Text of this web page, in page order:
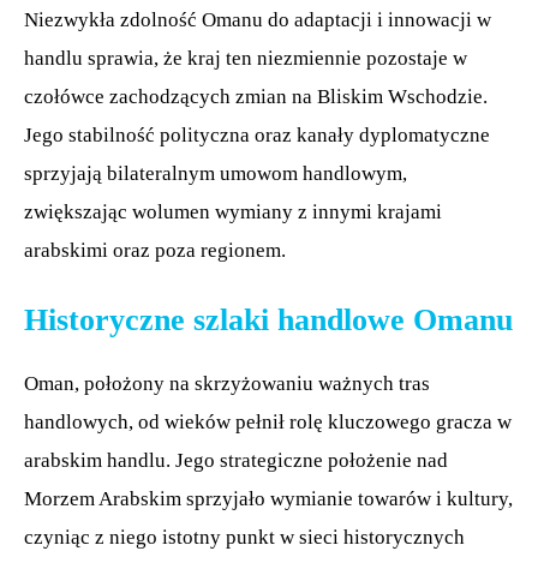
Niezwykła zdolność Omanu do adaptacji i innowacji w
handlu sprawia, że kraj ten niezmiennie pozostaje w
czołówce zachodzących zmian na Bliskim Wschodzie.
Jego stabilność polityczna oraz kanały dyplomatyczne
sprzyjają bilateralnym umowom handlowym,
zwiększając wolumen wymiany z innymi krajami
arabskimi oraz poza regionem.
Historyczne szlaki handlowe Omanu
Oman, położony na skrzyżowaniu ważnych tras
handlowych, od wieków pełnił rolę kluczowego gracza w
arabskim handlu. Jego strategiczne położenie nad
Morzem Arabskim sprzyjało wymianie towarów i kultury,
czyniąc z niego istotny punkt w sieci historycznych